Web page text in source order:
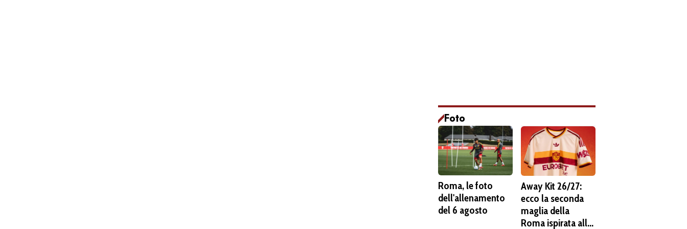
Foto
Roma, le foto
dell'allenamento
del 6 agosto
Away Kit 26/27:
ecco la seconda
maglia della
Roma ispirata alla